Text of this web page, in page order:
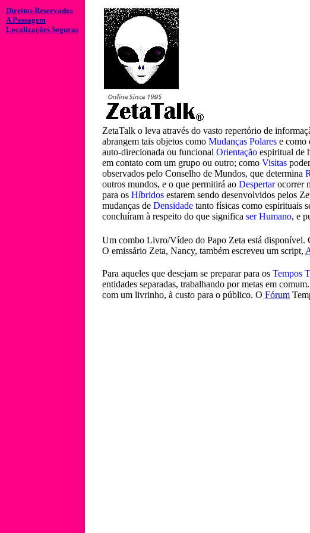
Direitos Reservados
A Passagem
Localizações Seguras
ZetaTalk o leva através do vasto repertório de
abrangem tais objetos como Mudanças Polares e como
auto-direcionada ou funcional Orientação espiritual de
em contato com um grupo ou outro; como Visitas
observados pelo Conselho de Mundos, que determina
outros mundos, e o que permitirá ao Despertarocorrer
para os Híbridos estarem sendo desenvolvidos pelos
mudanças de Densidade tanto físicas como espirituais
concluíram à respeito do que significa ser Humano, e
Um combo Livro/Vídeo do Papo Zeta está disponível.
O emissário Zeta, Nancy, também escreveu um script,
Para aqueles que desejam se preparar para os Tempos
entidades separadas, trabalhando por metas em
com um livrinho, à custo para o público. O Fórum